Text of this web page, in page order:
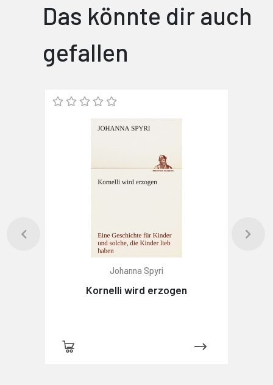
Das könnte dir auch
gefallen
Johanna Spyri
Kornelli wird erzogen